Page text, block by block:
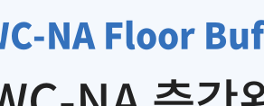
NA Floor